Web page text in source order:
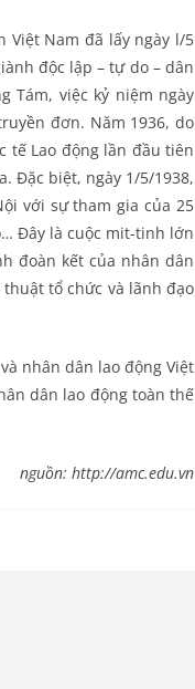
Việt Nam đã lấy ngày l/5
độc lập – tự do – dân
Tám, việc kỷ niệm ngày
đơn. Năm 1936, do
tế Lao động lần đầu tiên
Đặc biệt, ngày 1/5/1938,
với sự tham gia của 25
Đây là cuộc mit-tinh lớn
đoàn kết của nhân dân
tổ chức và lãnh đạo
nhân dân lao động Việt
dân lao động toàn thế
nguồn: http://amc.edu.vn